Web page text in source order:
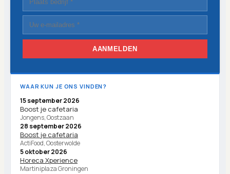
AANMELDEN
WAAR KUN JE ONS VINDEN?
15 september 2026
Boost je cafetaria
Jongens, Oostzaan
28 september 2026
Boost je cafetaria
ActiFood, Oosterwolde
5 oktober 2026
Horeca Xperience
Martiniplaza Groningen